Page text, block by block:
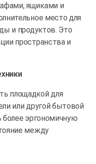
ящиками и
место для
и продуктов. Это
пространства и
площадкой для
или другой бытовой
более эргономичную
между